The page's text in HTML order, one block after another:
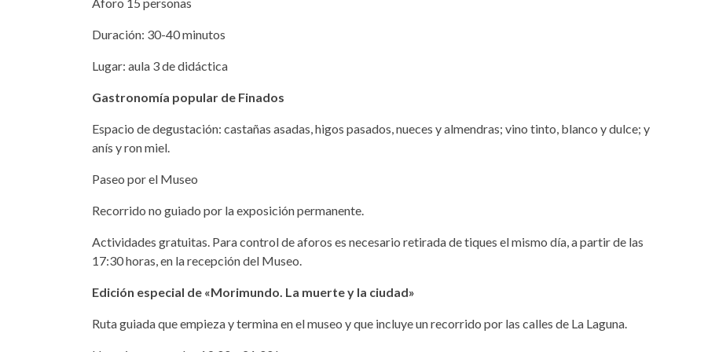
Duración: 30-40 minutos
Lugar: aula 3 de didáctica
Gastronomía popular de Finados
Espacio de degustación: castañas asadas, higos pasados, nueces y almendras; vino tinto, blanco y dulce; y
anís y ron miel.
Paseo por el Museo
Recorrido no guiado por la exposición permanente.
Actividades gratuitas. Para control de aforos es necesario retirada de tiques el mismo día, a partir de las
17:30 horas, en la recepción del Museo.
Edición especial de «Morimundo. La muerte y la ciudad»
Ruta guiada que empieza y termina en el museo y que incluye un recorrido por las calles de La Laguna.